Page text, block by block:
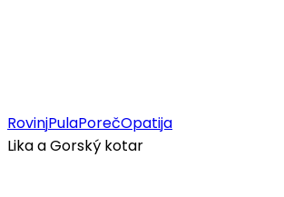
RovinjPulaPorečOpatija
Lika a Gorský kotar